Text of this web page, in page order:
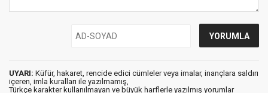
UYARI: Küfür, hakaret, rencide edici cümleler veya imalar, inançlara saldırı
içeren, imla kuralları ile yazılmamış,
Türkçe karakter kullanılmayan ve büyük harflerle yazılmış yorumlar